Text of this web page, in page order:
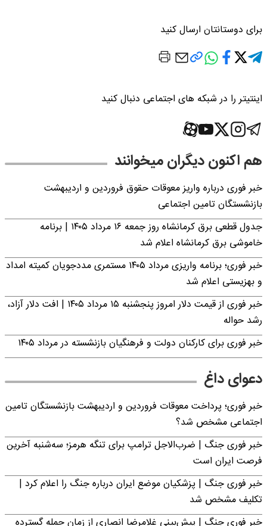
برای دوستانتان ارسال کنید
اینتیتر را در شبکه های اجتماعی دنبال کنید
هم اکنون دیگران میخوانند
خبر فوری درباره واریز معوقات حقوق فروردین و اردیبهشت
بازنشستگان تامین اجتماعی
جدول قطعی برق کرمانشاه روز جمعه ۱۶ مرداد ۱۴۰۵ | برنامه
خاموشی برق کرمانشاه اعلام شد
خبر فوری؛ برنامه واریزی مرداد ۱۴۰۵ مستمری مددجویان کمیته امداد
و بهزیستی اعلام شد
خبر فوری از قیمت دلار امروز پنجشنبه ۱۵ مرداد ۱۴۰۵ | افت دلار آزاد،
رشد حواله
خبر فوری برای کارکنان دولت و فرهنگیان بازنشسته در مرداد ۱۴۰۵
دعوای داغ
خبر فوری؛ پرداخت معوقات فروردین و اردیبهشت بازنشستگان تامین
اجتماعی مشخص شد؟
خبر فوری جنگ | ضرب‌الاجل ترامپ برای تنگه هرمز؛ سه‌شنبه آخرین
فرصت ایران است
خبر فوری جنگ | پزشکیان موضع ایران درباره جنگ را اعلام کرد |
تکلیف مشخص شد
خبر فوری جنگ | پیش‌بینی غلامرضا انصاری از زمان حمله گسترده